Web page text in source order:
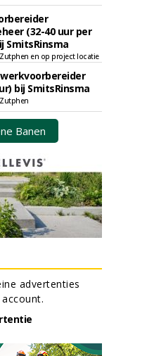
(32-40 uur per
SmitsRinsma
Zutphen en op project locatie
bij SmitsRinsma
Banen
advertenties